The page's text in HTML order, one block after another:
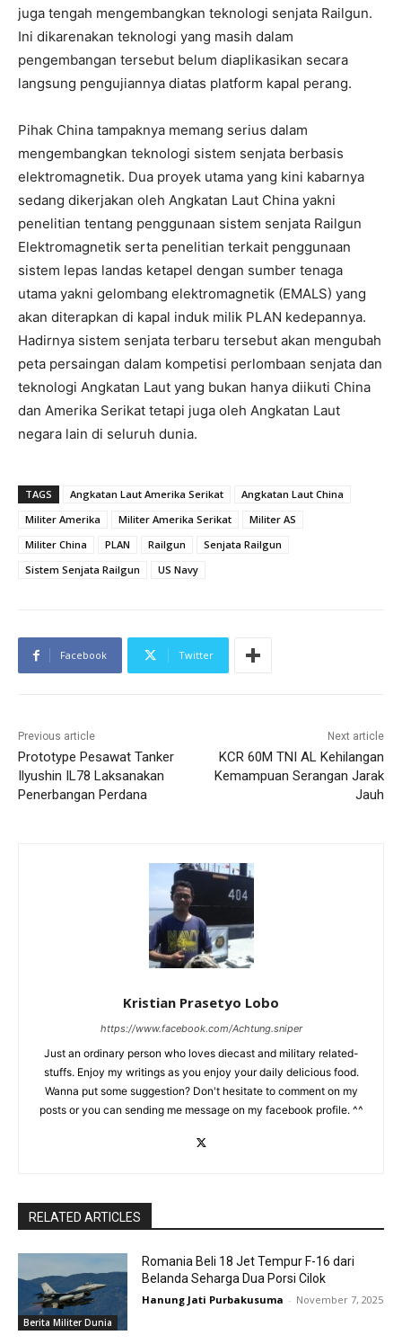
juga tengah mengembangkan teknologi senjata Railgun.
Ini dikarenakan teknologi yang masih dalam
pengembangan tersebut belum diaplikasikan secara
langsung pengujiannya diatas platform kapal perang.
Pihak China tampaknya memang serius dalam
mengembangkan teknologi sistem senjata berbasis
elektromagnetik. Dua proyek utama yang kini kabarnya
sedang dikerjakan oleh Angkatan Laut China yakni
penelitian tentang penggunaan sistem senjata Railgun
Elektromagnetik serta penelitian terkait penggunaan
sistem lepas landas ketapel dengan sumber tenaga
utama yakni gelombang elektromagnetik (EMALS) yang
akan diterapkan di kapal induk milik PLAN kedepannya.
Hadirnya sistem senjata terbaru tersebut akan mengubah
peta persaingan dalam kompetisi perlombaan senjata dan
teknologi Angkatan Laut yang bukan hanya diikuti China
dan Amerika Serikat tetapi juga oleh Angkatan Laut
negara lain di seluruh dunia.
TAGS Angkatan Laut Amerika Serikat
Angkatan Laut China
Militer Amerika
Militer Amerika Serikat
Militer AS
Militer China
PLAN Railgun
Senjata Railgun
Sistem Senjata Railgun
US Navy
Facebook Twitter
Previous article
Prototype Pesawat Tanker
Ilyushin IL78 Laksanakan
Penerbangan Perdana
Next article
KCR 60M TNI AL Kehilangan
Kemampuan Serangan Jarak
Jauh
Kristian Prasetyo Lobo
https://www.facebook.com/Achtung.sniper
Just an ordinary person who loves diecast and military related-
stuffs. Enjoy my writings as you enjoy your daily delicious food.
Wanna put some suggestion? Don't hesitate to comment on my
posts or you can sending me message on my facebook profile. ^^
RELATED ARTICLES
Berita Militer Dunia
Romania Beli 18 Jet Tempur F-16 dari
Belanda Seharga Dua Porsi Cilok
Hanung Jati Purbakusuma - November 7, 2025